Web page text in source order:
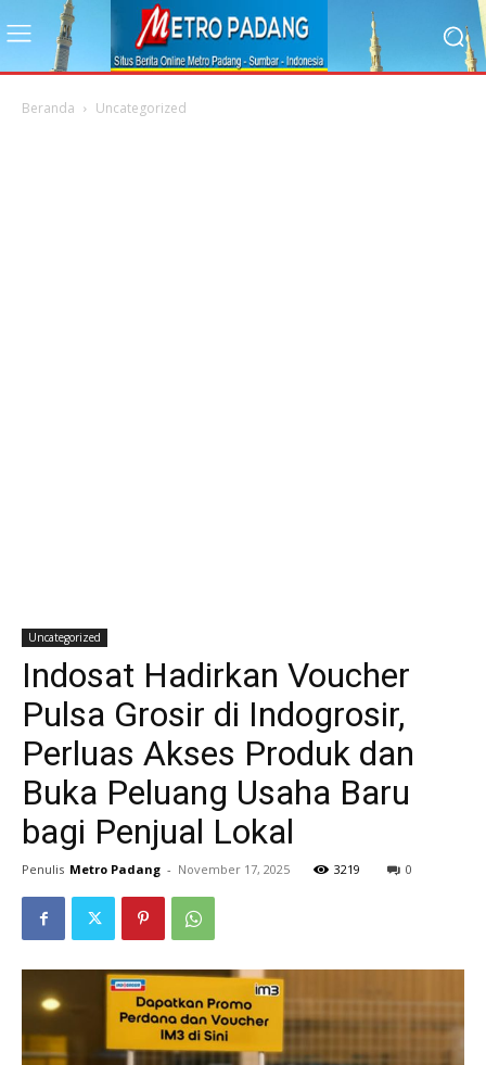
Beranda Uncategorized
Uncategorized
Indosat Hadirkan Voucher
Pulsa Grosir di Indogrosir,
Perluas Akses Produk dan
Buka Peluang Usaha Baru
bagi Penjual Lokal
Penulis Metro Padang - November 17, 2025 3219 0